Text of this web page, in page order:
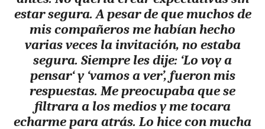
estar segura. A pesar de que muchos de
mis compañeros me habían hecho
varias veces la invitación, no estaba
segura. Siempre les dije: ‘Lo voy a
pensar‘y ‘vamos a ver’, fueron mis
respuestas. Me preocupaba que se
filtrara a los medios y me tocara
echarme para atrás. Lo hice con mucha